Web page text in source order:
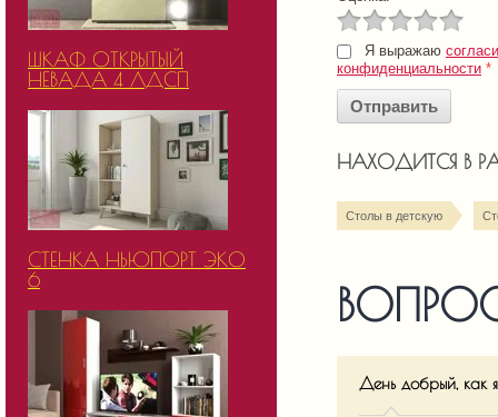
ШКАФ ОТКРЫТЫЙ
НЕВАДА 4 ЛДСП
СТЕНКА НЬЮПОРТ ЭКО
6
Я выражаю
конфиденциальности *
НАХОДИТСЯ В
Столы в детскую
День добрый, как